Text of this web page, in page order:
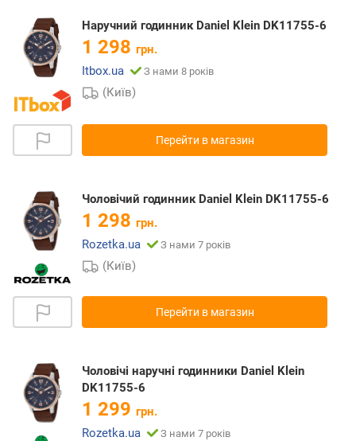
Наручний годинник Daniel Klein DK11755-6
1 298 грн.
Itbox.ua
З нами 8 років
(Київ)
Перейти в магазин
Чоловічий годинник Daniel Klein DK11755-6
1 298 грн.
Rozetka.ua
З нами 7 років
(Київ)
Перейти в магазин
Чоловічі наручні годинники Daniel Klein
DK11755-6
1 299 грн.
Rozetka.ua
З нами 7 років